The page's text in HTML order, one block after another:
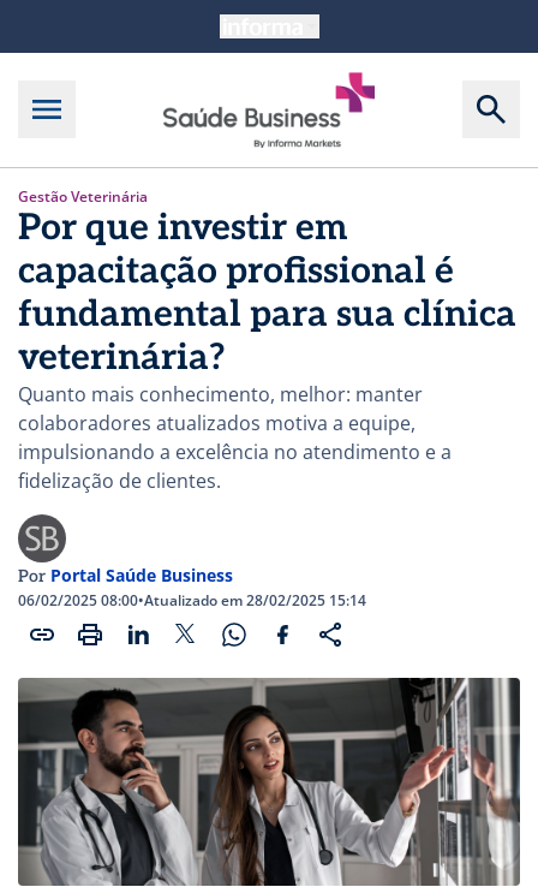
Gestão Veterinária
Por que investir em
capacitação profissional é
fundamental para sua clínica
veterinária?
Quanto mais conhecimento, melhor: manter
colaboradores atualizados motiva a equipe,
impulsionando a excelência no atendimento e a
fidelização de clientes.
Por Portal Saúde Business
06/02/2025 08:00•Atualizado em 28/02/2025 15:14